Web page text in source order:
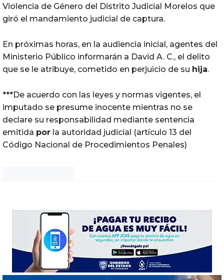
Violencia de Género del Distrito Judicial Morelos que
giró el mandamiento judicial de captura.
En próximas horas, en la audiencia inicial, agentes del
Ministerio Público informarán a David A. C., el delito
que se le atribuye, cometido en perjuicio de su hija.
***De acuerdo con las leyes y normas vigentes, el
imputado se presume inocente mientras no se
declare su responsabilidad mediante sentencia
emitida por la autoridad judicial (artículo 13 del
Código Nacional de Procedimientos Penales)